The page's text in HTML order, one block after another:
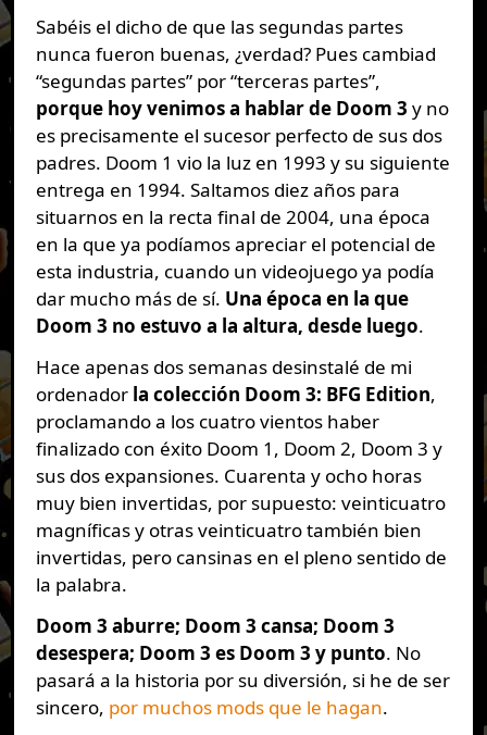
Sabéis el dicho de que las segundas partes
nunca fueron buenas, ¿verdad? Pues cambiad
“segundas partes” por “terceras partes”,
porque hoy venimos a hablar de Doom 3 y no
es precisamente el sucesor perfecto de sus dos
padres. Doom 1 vio la luz en 1993 y su siguiente
entrega en 1994. Saltamos diez años para
situarnos en la recta final de 2004, una época
en la que ya podíamos apreciar el potencial de
esta industria, cuando un videojuego ya podía
dar mucho más de sí. Una época en la que
Doom 3 no estuvo a la altura, desde luego.
Hace apenas dos semanas desinstalé de mi
ordenador la colección Doom 3: BFG Edition,
proclamando a los cuatro vientos haber
finalizado con éxito Doom 1, Doom 2, Doom 3 y
sus dos expansiones. Cuarenta y ocho horas
muy bien invertidas, por supuesto: veinticuatro
magníficas y otras veinticuatro también bien
invertidas, pero cansinas en el pleno sentido de
la palabra.
Doom 3 aburre; Doom 3 cansa; Doom 3
desespera; Doom 3 es Doom 3 y punto. No
pasará a la historia por su diversión, si he de ser
sincero, por muchos mods que le hagan.